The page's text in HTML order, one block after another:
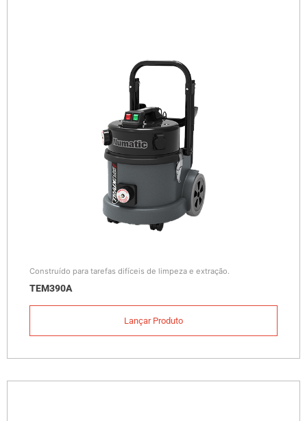
Construído para tarefas difíceis de limpeza e extração.
TEM390A
Lançar Produto